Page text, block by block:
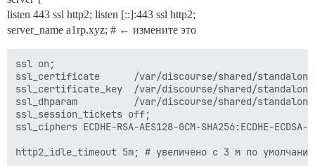
listen 443 ssl http2; listen [::]:443 ssl http2;
server_name a1rp.xyz; # ← измените это
ssl on;
ssl_certificate      /var/discourse/shared/
ssl_certificate_key  /var/discourse/shared/
ssl_dhparam          /var/discourse/shared/standalone/
ssl_session_tickets off;
ssl_ciphers ECDHE-RSA-AES128-GCM-SHA256:ECDHE-ECDSA-
http2_idle_timeout 5m; # увеличено с 3 м по умолчанию